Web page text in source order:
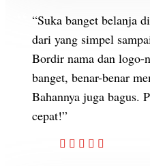
“Suka banget belanja
dari yang simpel
Bordir nama dan logo-
banget, benar-benar
Bahannya juga bagus.
cepat!”